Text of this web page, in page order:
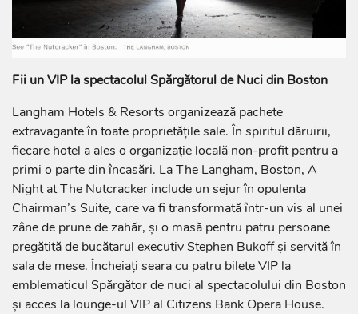
Fii un VIP la spectacolul Spărgătorul de Nuci din Boston
Langham Hotels & Resorts organizează pachete
extravagante în toate proprietățile sale. În spiritul dăruirii,
fiecare hotel a ales o organizație locală non-profit pentru a
primi o parte din încasări. La The Langham, Boston, A
Night at The Nutcracker include un sejur în opulenta
Chairman’s Suite, care va fi transformată într-un vis al unei
zâne de prune de zahăr, și o masă pentru patru persoane
pregătită de bucătarul executiv Stephen Bukoff și servită în
sala de mese. Încheiați seara cu patru bilete VIP la
emblematicul Spărgător de nuci al spectacolului din Boston
și acces la lounge-ul VIP al Citizens Bank Opera House.